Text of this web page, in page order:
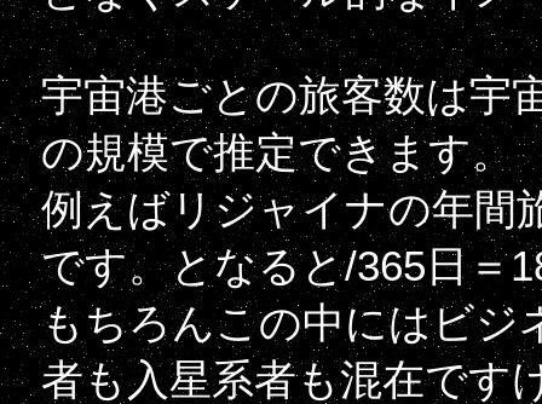
宇宙港ごとの旅客数は宇
の規模で推定できます。
例えばリジャイナの年間
です。となると/365日＝
もちろんこの中にはビジ
者も入星系者も混在です